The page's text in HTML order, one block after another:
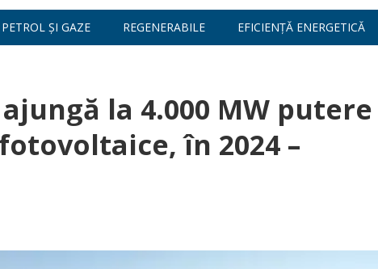
PETROL ȘI GAZE REGENERABILE EFICIENȚĂ ENERGETICĂ
la 4.000 MW putere
în 2024 –